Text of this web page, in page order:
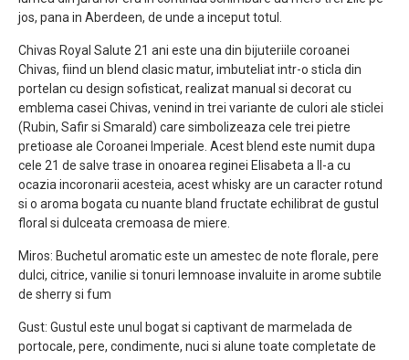
jos, pana in Aberdeen, de unde a inceput totul.
Chivas Royal Salute 21 ani este una din bijuteriile coroanei
Chivas, fiind un blend clasic matur, imbuteliat intr-o sticla din
portelan cu design sofisticat, realizat manual si decorat cu
emblema casei Chivas, venind in trei variante de culori ale sticlei
(Rubin, Safir si Smarald) care simbolizeaza cele trei pietre
pretioase ale Coroanei Imperiale. Acest blend este numit dupa
cele 21 de salve trase in onoarea reginei Elisabeta a II-a cu
ocazia incoronarii acesteia, acest whisky are un caracter rotund
si o aroma bogata cu nuante bland fructate echilibrat de gustul
floral si dulceata cremoasa de miere.
Miros: Buchetul aromatic este un amestec de note florale, pere
dulci, citrice, vanilie si tonuri lemnoase invaluite in arome subtile
de sherry si fum
Gust: Gustul este unul bogat si captivant de marmelada de
portocale, pere, condimente, nuci si alune toate completate de